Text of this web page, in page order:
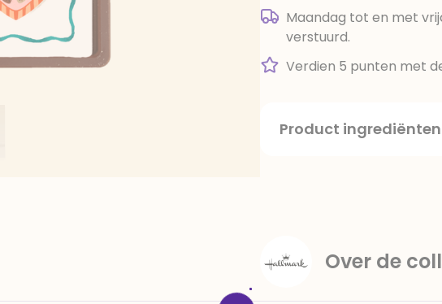
Maandag tot en met
verstuurd.
Verdien 5 punten met
Product ingrediënten
beïnvloeden, E133, E151.
Over de